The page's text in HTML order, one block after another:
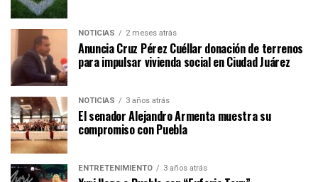
NOTICIAS 2 meses atrás
Anuncia Cruz Pérez Cuéllar donación de terrenos
para impulsar vivienda social en Ciudad Juárez
NOTICIAS 3 años atrás
El senador Alejandro Armenta muestra su
compromiso con Puebla
ENTRETENIMIENTO 3 años atrás